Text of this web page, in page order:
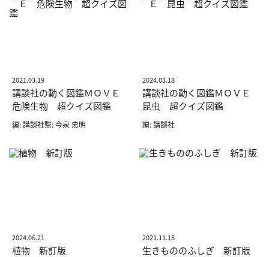
2021.03.19
講談社の動く図鑑ＭＯＶＥ
危険生物 超クイズ図鑑
編: 講談社監: 今泉 忠明
2024.03.18
講談社の動く図鑑ＭＯＶＥ
昆虫 超クイズ図鑑
編: 講談社
2024.06.21
植物 新訂版
2021.11.18
生きもののふしぎ 新訂版